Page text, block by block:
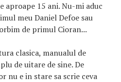
aproape 15 ani. Nu-mi aduc
meu Daniel Defoe sau
de primul Cioran...
clasica, manualul de
de uitare de sine. De
nu e in stare sa scrie ceva